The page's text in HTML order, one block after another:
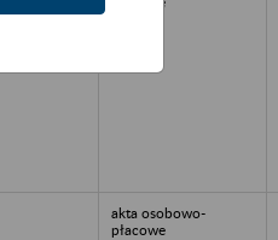
akta osobowo-
płacowe